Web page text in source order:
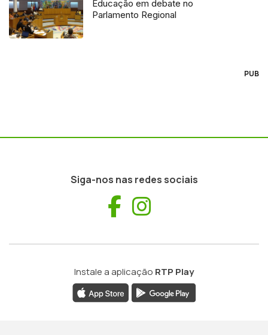
Educação em debate no
Parlamento Regional
PUB
Siga-nos nas redes sociais
Facebook
Instale a aplicação RTP Play